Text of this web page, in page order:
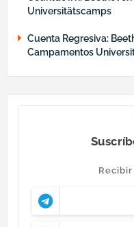
Universitätscamps
Cuenta Regresiva:
Campamentos